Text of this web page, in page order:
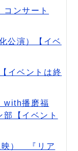
ンサート
公演）【イベ
イベントは終
播磨福
【イベント
映） 『リア